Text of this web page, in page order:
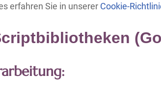
erfahren Sie in unserer Cookie-